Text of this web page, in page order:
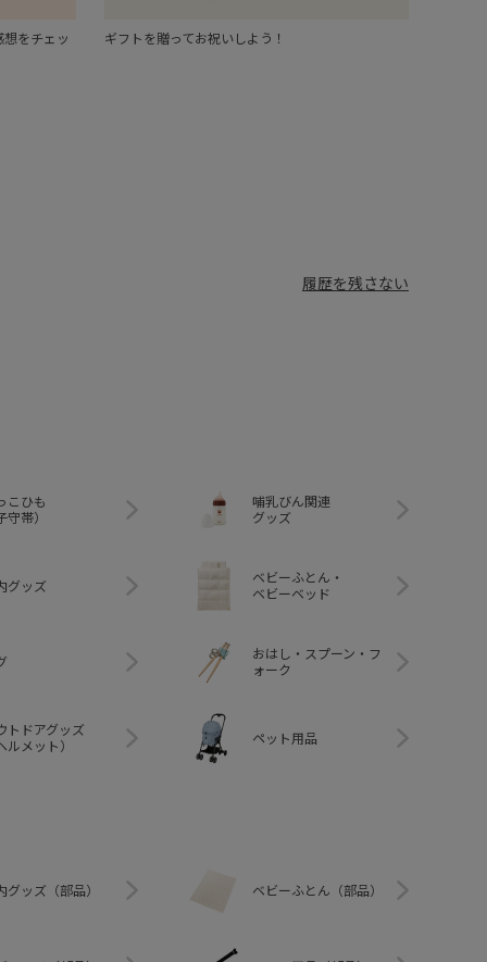
をチェッ
ギフトを贈ってお祝いしよう！
履歴を残さない
こひも
守帯）
哺乳びん関連
グッズ
グッズ
ベビーふとん・
ベビーベッド
おはし・スプーン・フ
ォーク
トドアグッズ
ルメット）
ペット用品
グッズ（部品） ベビーふとん（部品）